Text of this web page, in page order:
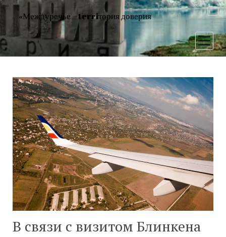
«Междуречье – terriтория доверия
меню
В связи с визитом Блинкена